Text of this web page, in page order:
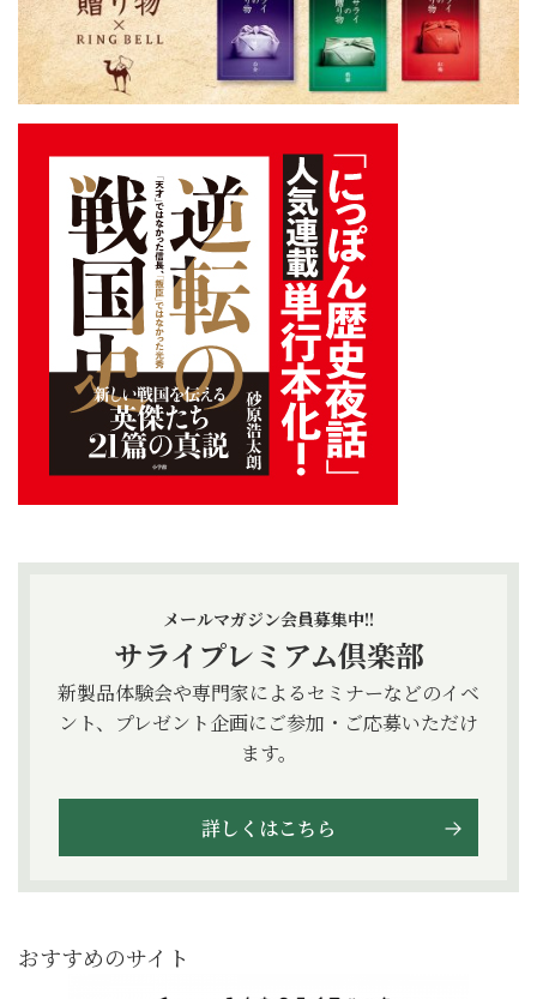
メールマガジン会員募集中!!
サライプレミアム倶楽部
新製品体験会や専門家によるセミナーなどのイベ
ント、プレゼント企画にご参加・ご応募いただけ
ます。
詳しくはこちら
おすすめのサイト